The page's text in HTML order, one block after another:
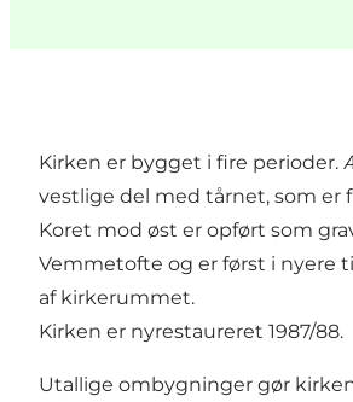
Kirken er bygget i fire perioder.
vestlige del med tårnet, som er
Koret mod øst er opført som
Vemmetofte og er først i nyere
af kirkerummet.
Kirken er nyrestaureret 1987/88.
Utallige ombygninger gør